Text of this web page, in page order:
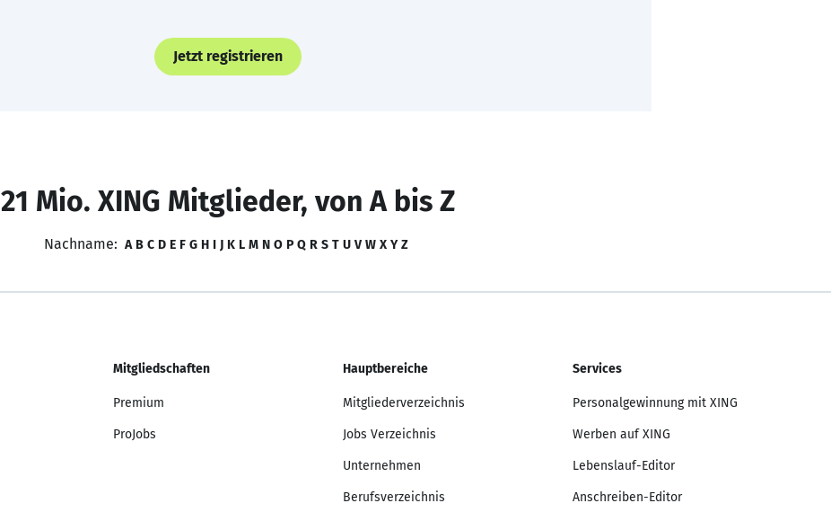
Jetzt registrieren
21 Mio. XING Mitglieder, von A bis Z
Nachname: A B C D E F G H I J K L M N O P Q R S T U V W X Y Z
Mitgliedschaften
Premium
ProJobs
Hauptbereiche
Mitgliederverzeichnis
Jobs Verzeichnis
Unternehmen
Berufsverzeichnis
Services
Personalgewinnung mit XING
Werben auf XING
Lebenslauf-Editor
Anschreiben-Editor